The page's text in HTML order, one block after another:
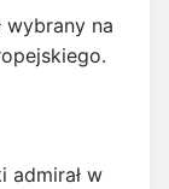
wybrany na
admirał w